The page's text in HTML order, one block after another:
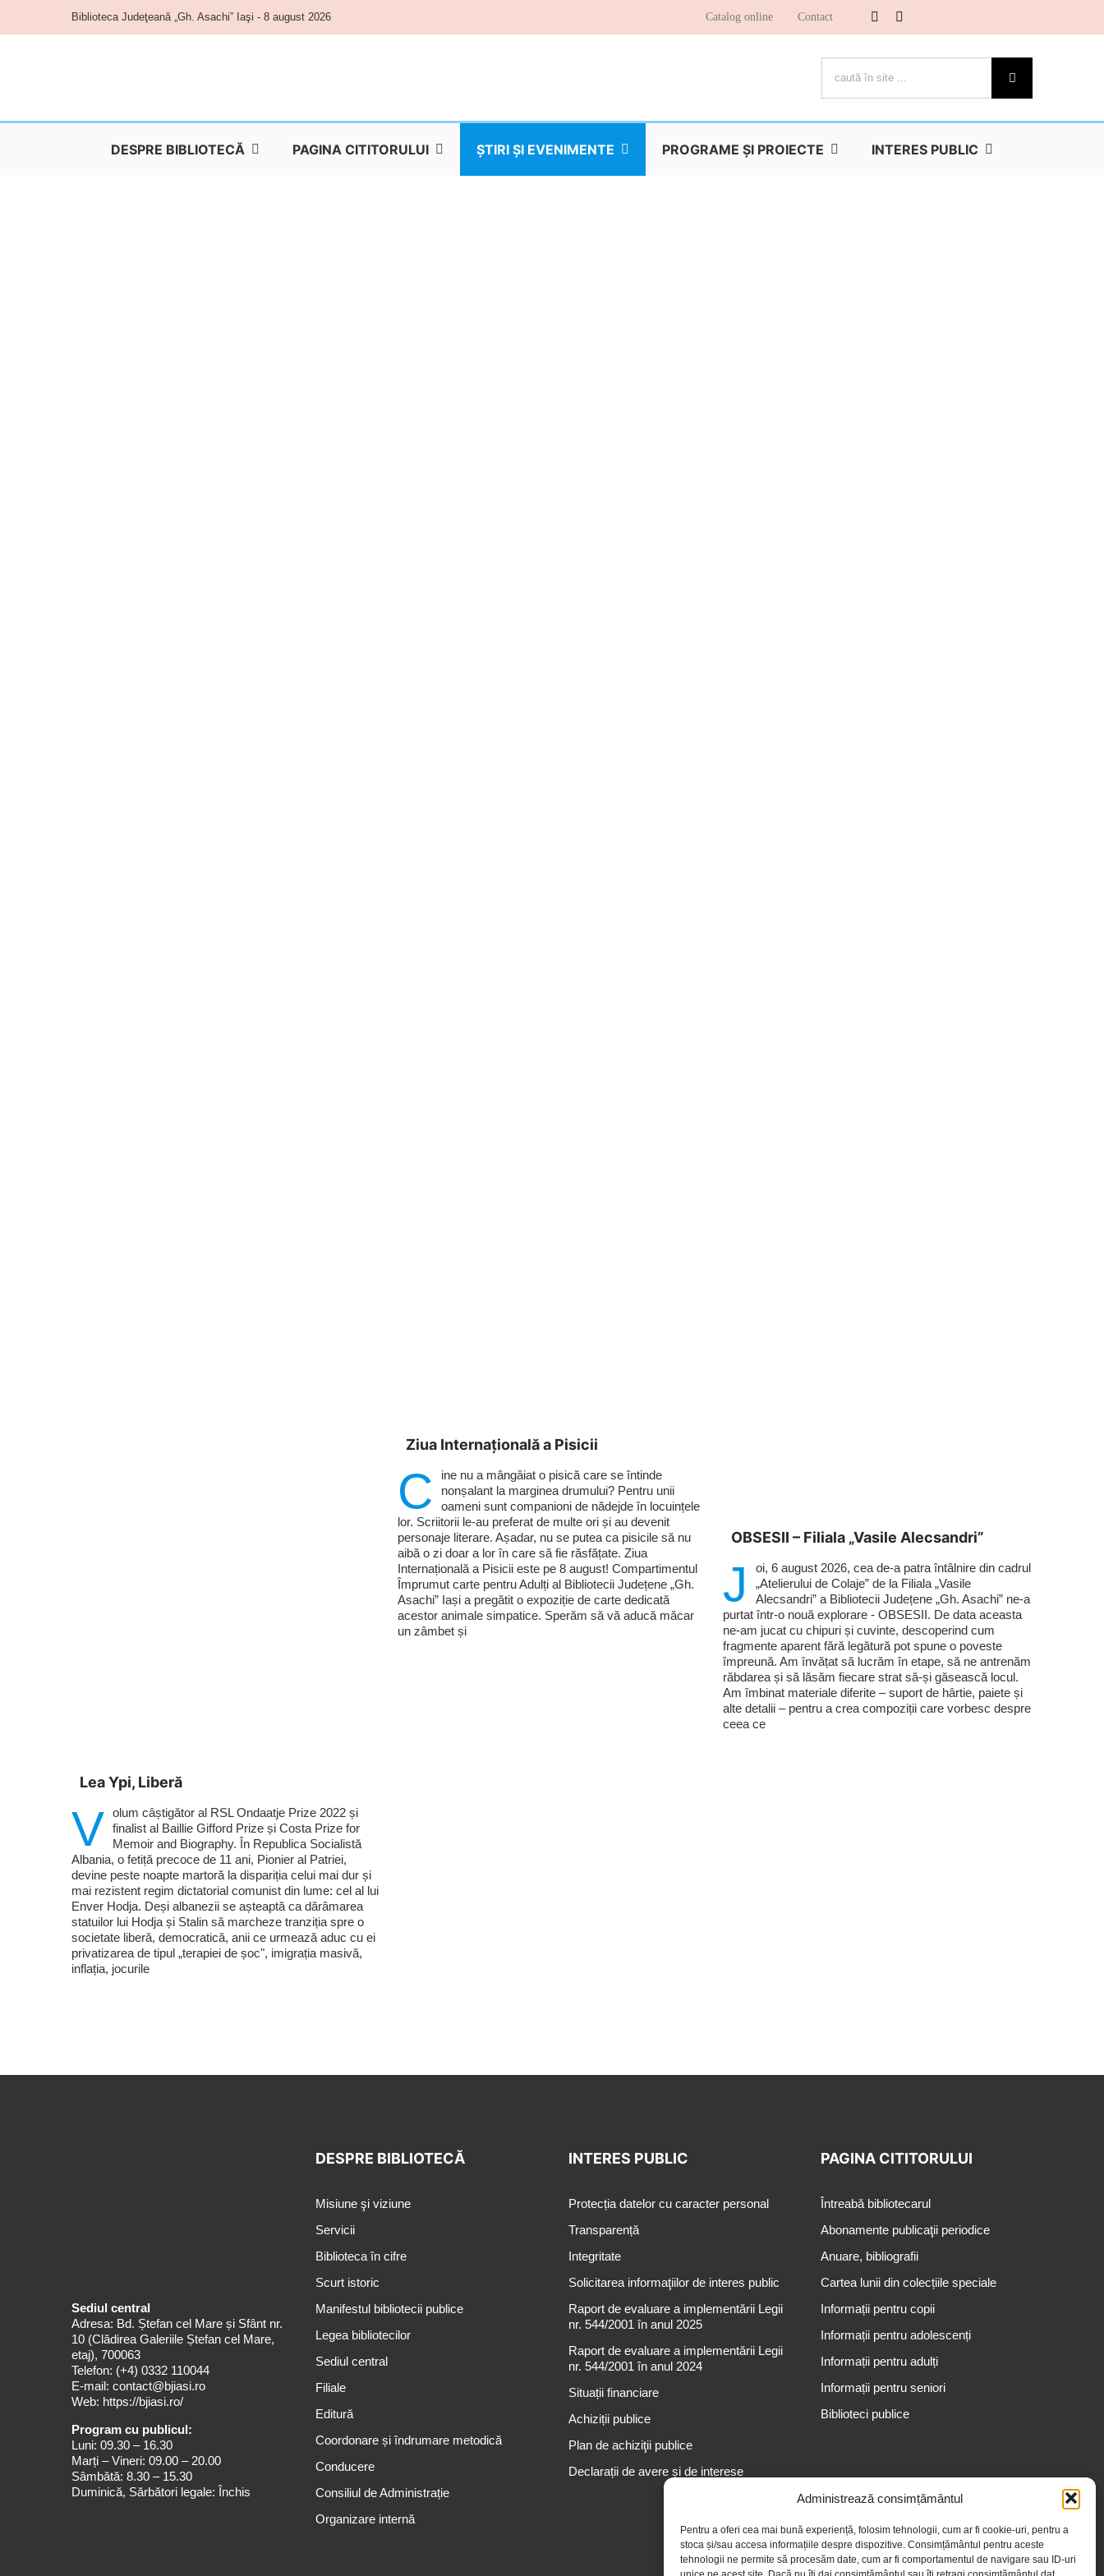
Administrează consimțământul
Pentru a oferi cea mai bună experiență, folosim tehnologii, cum ar fi cookie-uri, pentru a
stoca și/sau accesa informațiile despre dispozitive. Consimțământul pentru aceste
tehnologii ne permite să procesăm date, cum ar fi comportamentul de navigare sau ID-uri
content
Biblioteca Judeţeană „Gh. Asachi” Iaşi - 8 august 2026 Catalog online Contact
DESPRE BIBLIOTECĂ PAGINA CITITORULUI ŞTIRI ŞI EVENIMENTE PROGRAME ŞI PROIECTE INTERES PUBLIC
Lea Ypi, Liberă
V olum câștigător al RSL Ondaatje Prize 2022 și
finalist al Baillie Gifford Prize și Costa Prize for
Memoir and Biography. În Republica Socialistă
Albania, o fetiță precoce de 11 ani, Pionier al Patriei,
devine peste noapte martoră la dispariția celui mai dur și
mai rezistent regim dictatorial comunist din lume: cel al lui
Enver Hodja. Deși albanezii se așteaptă ca dărâmarea
statuilor lui Hodja și Stalin să marcheze tranziția spre o
societate liberă, democratică, anii ce urmează aduc cu ei
privatizarea de tipul „terapiei de șoc", imigrația masivă,
inflația, jocurile
Ziua Internațională a Pisicii
C
ine nu a mângâiat o pisică care se întinde
nonșalant la marginea drumului? Pentru unii
oameni sunt companioni de nădejde în locuințele
lor. Scriitorii le-au preferat de multe ori și au devenit
personaje literare. Așadar, nu se putea ca pisicile să nu
aibă o zi doar a lor în care să fie răsfățate. Ziua
Internațională a Pisicii este pe 8 august! Compartimentul
Împrumut carte pentru Adulți al Bibliotecii Județene „Gh.
Asachi” Iași a pregătit o expoziție de carte dedicată
acestor animale simpatice. Sperăm să vă aducă măcar
un zâmbet și
OBSESII – Filiala „Vasile Alecsandri”
J
oi, 6 august 2026, cea de-a patra întâlnire din cadrul
„Atelierului de Colaje” de la Filiala „Vasile
Alecsandri” a Bibliotecii Județene „Gh. Asachi” ne-a
purtat într-o nouă explorare - OBSESII. De data aceasta
ne-am jucat cu chipuri și cuvinte, descoperind cum
fragmente aparent fără legătură pot spune o poveste
împreună. Am învățat să lucrăm în etape, să ne antrenăm
răbdarea și să lăsăm fiecare strat să-și găsească locul.
Am îmbinat materiale diferite – suport de hârtie, paiete și
alte detalii – pentru a crea compoziții care vorbesc despre
ceea ce
Sediul central
Adresa: Bd. Ștefan cel Mare și Sfânt nr.
10 (Clădirea Galeriile Ștefan cel Mare,
etaj), 700063
Telefon: (+4) 0332 110044
E-mail: contact@bjiasi.ro
Web: https://bjiasi.ro/
Program cu publicul:
Luni: 09.30 – 16.30
Marți – Vineri: 09.00 – 20.00
Sâmbătă: 8.30 – 15.30
Duminică, Sărbători legale: Închis
DESPRE BIBLIOTECĂ
Misiune şi viziune
Servicii
Biblioteca în cifre
Scurt istoric
Manifestul bibliotecii publice
Legea bibliotecilor
Sediul central
Filiale
Editură
Coordonare și îndrumare metodică
Conducere
Consiliul de Administrație
Organizare internă
INTERES PUBLIC
Protecția datelor cu caracter personal
Transparență
Integritate
Solicitarea informaţiilor de interes public
Raport de evaluare a implementării Legii
nr. 544/2001 în anul 2025
Raport de evaluare a implementării Legii
nr. 544/2001 în anul 2024
Situații financiare
Achiziții publice
Plan de achiziţii publice
Declarații de avere și de interese
PAGINA CITITORULUI
Întreabă bibliotecarul
Abonamente publicaţii periodice
Anuare, bibliografii
Cartea lunii din colecțiile speciale
Informații pentru copii
Informații pentru adolescenți
Informații pentru adulți
Informații pentru seniori
Biblioteci publice